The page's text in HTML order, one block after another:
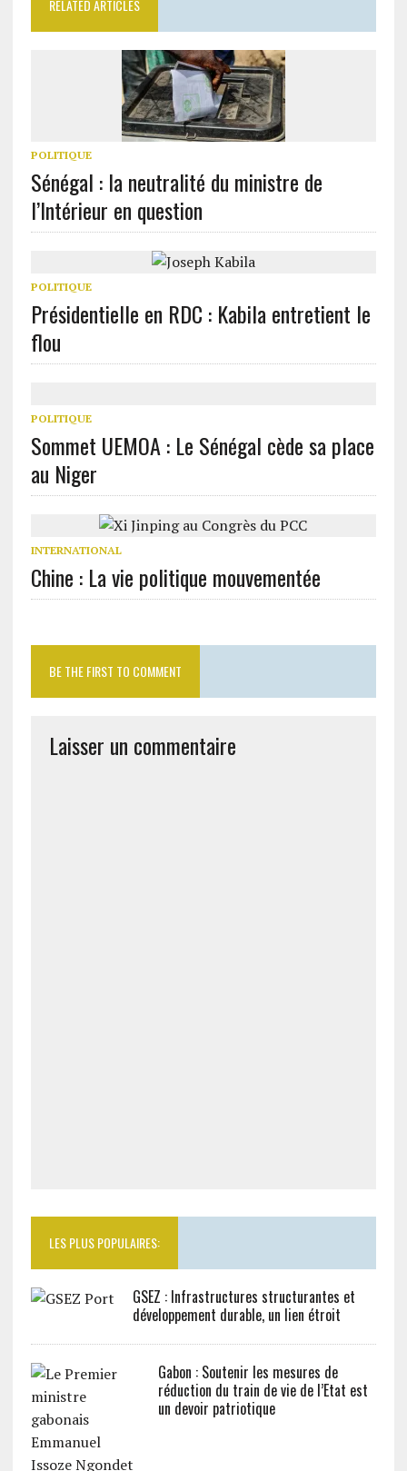
RELATED ARTICLES
POLITIQUE
Sénégal : la neutralité du ministre de
l’Intérieur en question
POLITIQUE
Présidentielle en RDC : Kabila entretient le
flou
POLITIQUE
Sommet UEMOA : Le Sénégal cède sa place
au Niger
INTERNATIONAL
Chine : La vie politique mouvementée
BE THE FIRST TO COMMENT
Laisser un commentaire
LES PLUS POPULAIRES:
GSEZ : Infrastructures structurantes et
développement durable, un lien étroit
Gabon : Soutenir les mesures de
réduction du train de vie de l’Etat est
un devoir patriotique